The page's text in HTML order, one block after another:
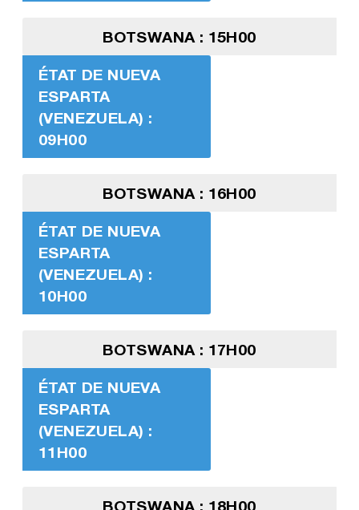
BOTSWANA : 15H00
ÉTAT DE NUEVA
ESPARTA
(VENEZUELA) :
09H00
BOTSWANA : 16H00
ÉTAT DE NUEVA
ESPARTA
(VENEZUELA) :
10H00
BOTSWANA : 17H00
ÉTAT DE NUEVA
ESPARTA
(VENEZUELA) :
11H00
BOTSWANA : 18H00